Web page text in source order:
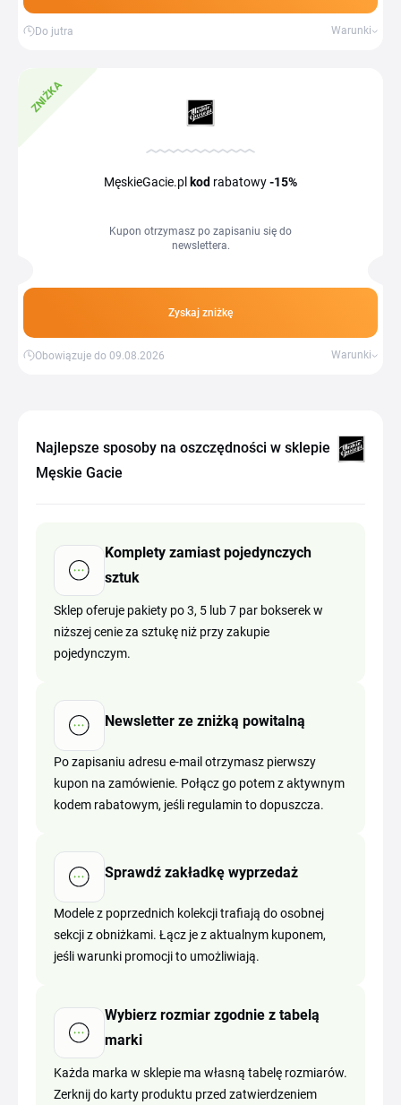
Do jutra Warunki
ZNIŻKA
MęskieGacie.pl kod rabatowy-15%
Kupon otrzymasz po zapisaniu się do
newslettera.
Zyskaj zniżkę
Obowiązuje do 09.08.2026 Warunki
Najlepsze sposoby na oszczędności w sklepie
Męskie Gacie
Komplety zamiast pojedynczych
sztuk
Sklep oferuje pakiety po 3, 5 lub 7 par bokserek w
niższej cenie za sztukę niż przy zakupie
pojedynczym.
Newsletter ze zniżką powitalną
Po zapisaniu adresu e-mail otrzymasz pierwszy
kupon na zamówienie. Połącz go potem z aktywnym
kodem rabatowym, jeśli regulamin to dopuszcza.
Sprawdź zakładkę wyprzedaż
Modele z poprzednich kolekcji trafiają do osobnej
sekcji z obniżkami. Łącz je z aktualnym kuponem,
jeśli warunki promocji to umożliwiają.
Wybierz rozmiar zgodnie z tabelą
marki
Każda marka w sklepie ma własną tabelę rozmiarów.
Zerknij do karty produktu przed zatwierdzeniem